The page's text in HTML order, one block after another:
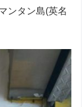
ンタン島(英名